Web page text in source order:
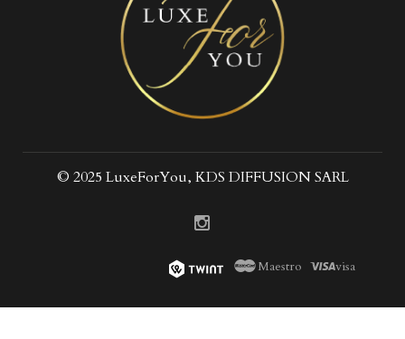
© 2025 LuxeForYou, KDS DIFFUSION SARL
Maestro visa